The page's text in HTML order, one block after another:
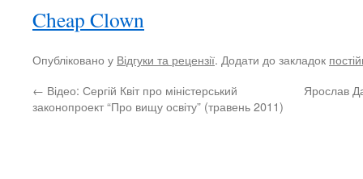
Cheap Clown
Опубліковано у Відгуки та рецензії. Додати до закладок
← Відео: Сергій Квіт про міністерський
законопроект “Про вищу освіту” (травень 2011)
Ярослав